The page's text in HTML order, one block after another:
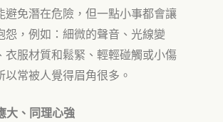
避免潛在危險 ，但一點小事都會讓
怨，例如：細微的聲音、光線變
衣服材質和鬆緊 、 輕輕碰觸或小傷
以常被人覺得眉角很多。
大、同理心強